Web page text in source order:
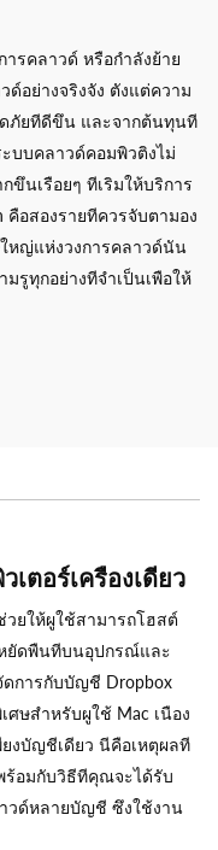
รคลาวด์ หรือกำลังย้าย
อย่างจริงจัง ตังแต่ความ
ภัยทีดีขึน และจากต้นทุนที
บบคลาวด์คอมพิวติงไม่
ขึนเรือยๆ ทีเริมให้บริการ
คือสองรายทีควรจับตามอง
ใหญ่แห่งวงการคลาวด์นัน
รูทุกอย่างทีจำเป็นเพือให้
ตอร์เครืองเดียว
วยให้ผูใช้สามารถโฮสต์
ยัดพืนทีบนอุปกรณ์และ
ดการกับบัญชี Dropbox
ศษสำหรับผูใช้ Mac เนือง
ยงบัญชีเดียว นีคือเหตุผลที
อมกับวิธีทีคุณจะได้รับ
วด์หลายบัญชี ซึงใช้งาน